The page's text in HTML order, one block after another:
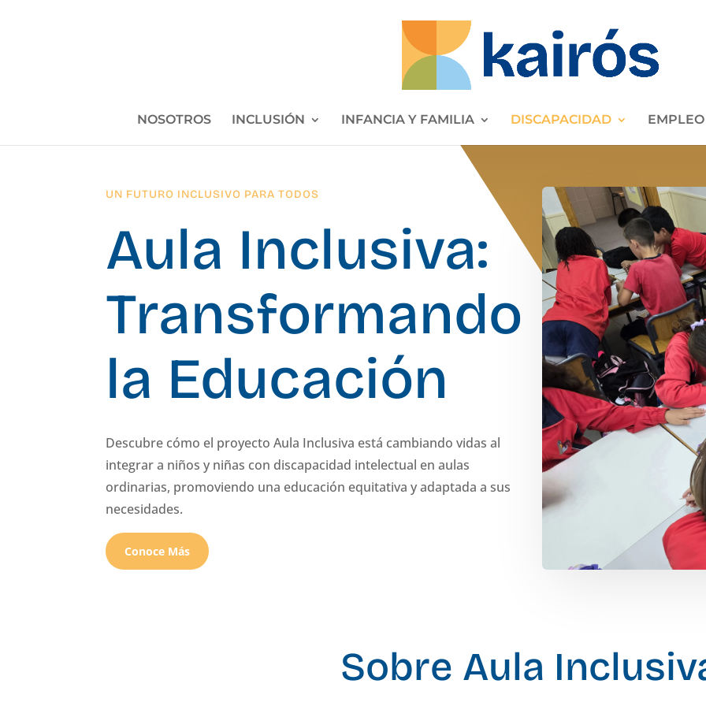
NOSOTROS INCLUSIÓN INFANCIA Y FAMILIA DISCAPACIDAD EMPLEO
UN FUTURO INCLUSIVO PARA TODOS
Aula Inclusiva:
Transformando
la Educación
Descubre cómo el proyecto Aula Inclusiva está cambiando vidas al
integrar a niños y niñas con discapacidad intelectual en aulas
ordinarias, promoviendo una educación equitativa y adaptada a sus
necesidades.
Conoce Más
Sobre Aula